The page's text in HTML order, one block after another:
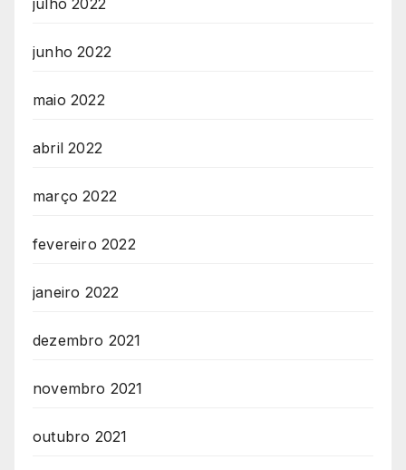
junho 2022
maio 2022
abril 2022
março 2022
fevereiro 2022
janeiro 2022
dezembro 2021
novembro 2021
outubro 2021